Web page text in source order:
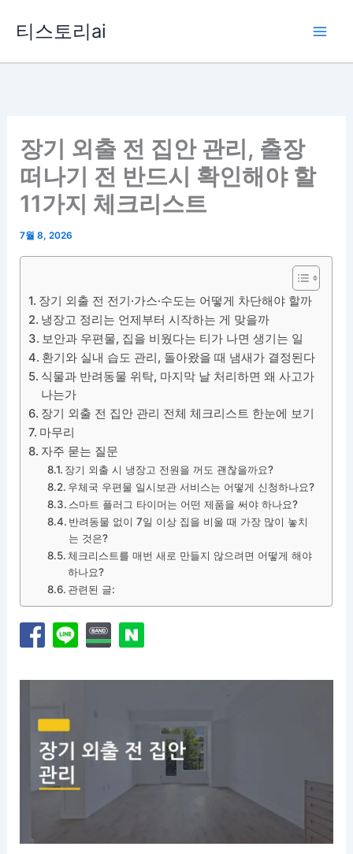
티스토리ai
장기 외출 전 집안 관리, 출장
떠나기 전 반드시 확인해야 할
11가지 체크리스트
7월 8, 2026
장기 외출 전 전기·가스·수도는 어떻게 차단해야 할까
냉장고 정리는 언제부터 시작하는 게 맞을까
보안과 우편물, 집을 비웠다는 티가 나면 생기는 일
환기와 실내 습도 관리, 돌아왔을 때 냄새가 결정된다
식물과 반려동물 위탁, 마지막 날 처리하면 왜 사고가
나는가
장기 외출 전 집안 관리 전체 체크리스트 한눈에 보기
마무리
자주 묻는 질문
장기 외출 시 냉장고 전원을 꺼도 괜찮을까요?
우체국 우편물 일시보관 서비스는 어떻게 신청하나요?
스마트 플러그 타이머는 어떤 제품을 써야 하나요?
반려동물 없이 7일 이상 집을 비울 때 가장 많이 놓치
는 것은?
체크리스트를 매번 새로 만들지 않으려면 어떻게 해야
하나요?
관련된 글: